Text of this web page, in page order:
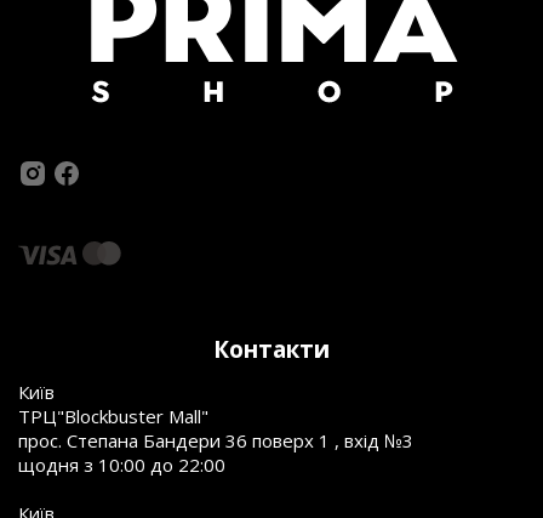
Контакти
Київ
ТРЦ"Blockbuster Mall"
прос. Степана Бандери 36 поверх 1 , вхід №3
щодня з 10:00 до 22:00
Київ